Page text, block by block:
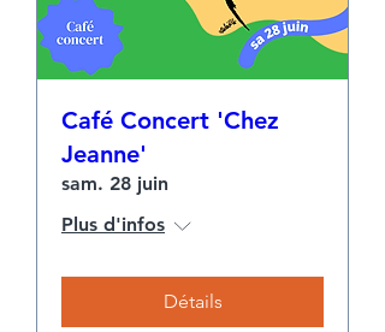
Café Concert 'Chez
Jeanne'
sam. 28 juin
Plus d'infos
Détails